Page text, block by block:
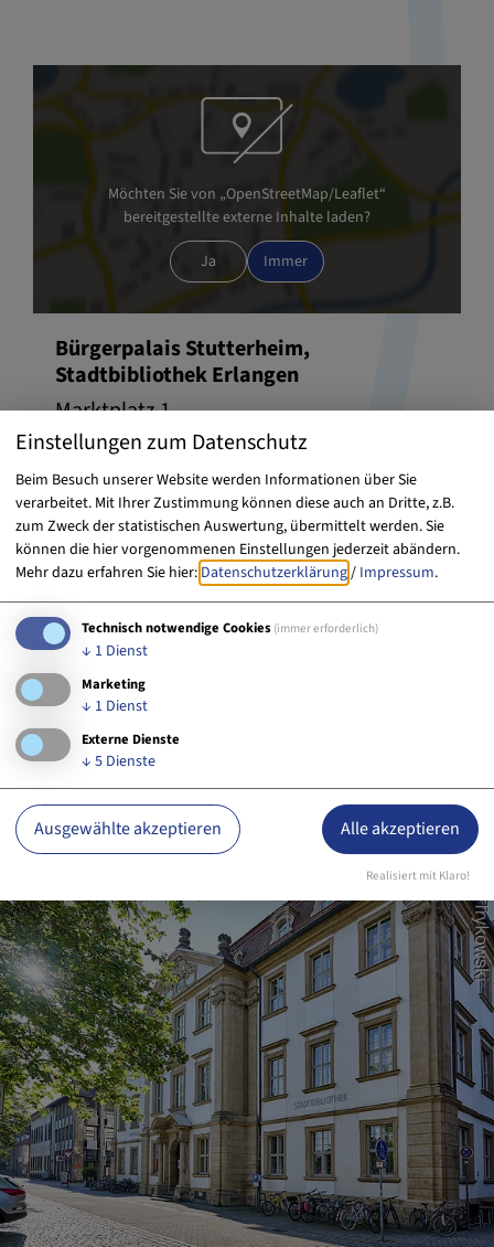
Möchten Sie von „OpenStreetMap/Leaflet“
bereitgestellte externe Inhalte laden?
Ja
Immer
Bürgerpalais Stutterheim,
Stadtbibliothek Erlangen
Marktplatz 1
91054 Erlangen
09131 86-0 E-Mail
Website
Das Palais Stutterheim befindet sich am
Marktplatz, gegenüber des Markgrafenschlosses.
Einstellungen zum Datenschutz
Beim Besuch unserer Website werden Informationen über Sie
verarbeitet. Mit Ihrer Zustimmung können diese auch an Dritte, z.B.
zum Zweck der statistischen Auswertung, übermittelt werden. Sie
können die hier vorgenommenen Einstellungen jederzeit abändern.
Mehr dazu erfahren Sie hier: Datenschutzerklärung/ Impressum.
Technisch notwendige Cookies (immer erforderlich)
↓ 1 Dienst
Marketing
↓ 1 Dienst
Externe Dienste
↓ 5 Dienste
Ausgewählte akzeptieren Alle akzeptieren
Realisiert mit Klaro!